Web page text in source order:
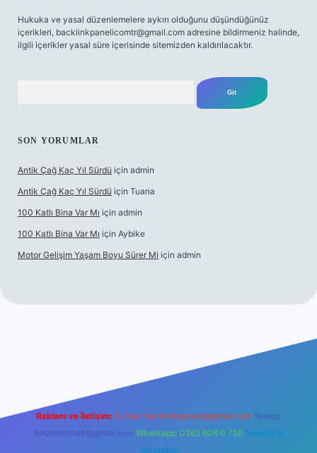
Hukuka ve yasal düzenlemelere aykırı olduğunu düşündüğünüz
içerikleri, backlinkpanelicomtr@gmail.com adresine bildirmeniz halinde,
ilgili içerikler yasal süre içerisinde sitemizden kaldırılacaktır.
SON YORUMLAR
Antik Çağ Kaç Yıl Sürdü için admin
Antik Çağ Kaç Yıl Sürdü için Tuana
100 Katlı Bina Var Mı için admin
100 Katlı Bina Var Mı için Aybike
Motor Gelişim Yaşam Boyu Sürer Mi için admin
Reklam ve İletişim: E-mail: backlinkpaneli@gmail.com Teams:
forumhizmeti@gmail.com Whatsapp: 0262 606 0 726 Telegram:
@karabul